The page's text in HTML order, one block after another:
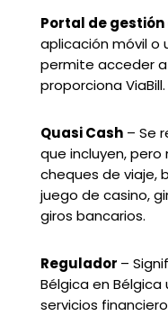
Portal de
aplicación móvil o
permite acceder
proporciona ViaBill.
Quasi Cash – Se
que incluyen,
cheques de viaje,
juego de casino,
giros bancarios.
Regulador –
Bélgica en
servicios